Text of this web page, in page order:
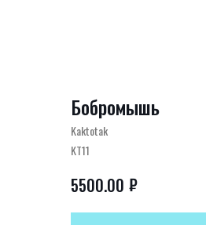
Бобромышь
Kaktotak
KT11
5500.00 ₽